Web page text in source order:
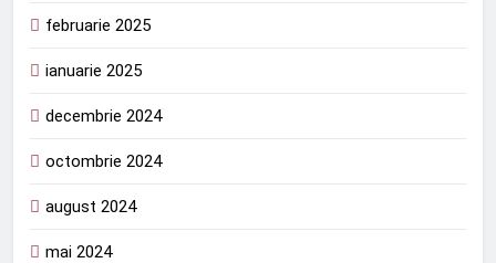
februarie 2025
ianuarie 2025
decembrie 2024
octombrie 2024
august 2024
mai 2024